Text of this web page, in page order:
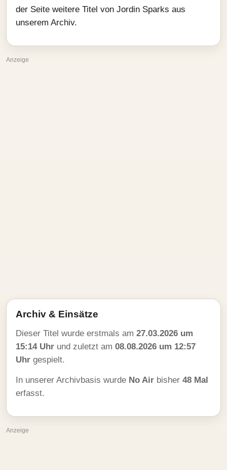
der Seite weitere Titel von Jordin Sparks aus
unserem Archiv.
Anzeige
Archiv & Einsätze
Dieser Titel wurde erstmals am 27.03.2026 um
15:14 Uhr und zuletzt am 08.08.2026 um 12:57
Uhr gespielt.
In unserer Archivbasis wurde No Air bisher 48 Mal
erfasst.
Anzeige